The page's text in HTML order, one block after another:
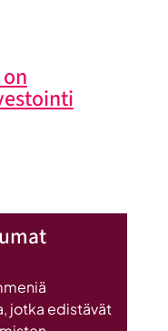
jotka edistävät